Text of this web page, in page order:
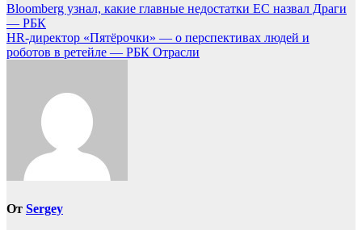
Навигация
по
записям
Bloomberg узнал, какие главные недостатки ЕС назвал Драги
— РБК
HR-директор «Пятёрочки» — о перспективах людей и
роботов в ретейле — РБК Отрасли
От Sergey